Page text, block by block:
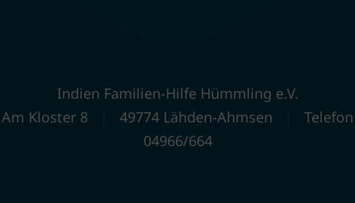
Indien Familien-Hilfe Hümmling e.V.
Am Kloster 8
49774 Lähden-Ahmsen
Telefon
04966/664